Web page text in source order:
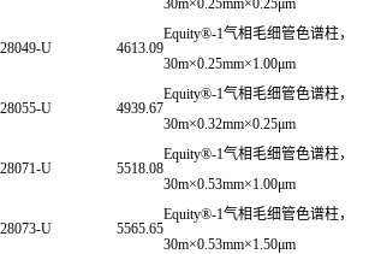
28049-U 4613.09
Equity®-1气相毛细管色谱柱，
30m×0.25mm×1.00μm
28055-U 4939.67
Equity®-1气相毛细管色谱柱，
30m×0.32mm×0.25μm
28071-U 5518.08
Equity®-1气相毛细管色谱柱，
30m×0.53mm×1.00μm
28073-U 5565.65
Equity®-1气相毛细管色谱柱，
30m×0.53mm×1.50μm